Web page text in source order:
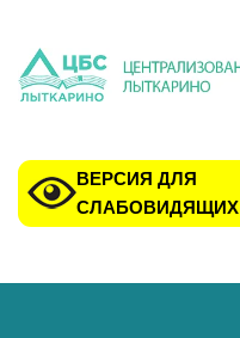
ВЕРСИЯ ДЛЯ
СЛАБОВИДЯЩИХ